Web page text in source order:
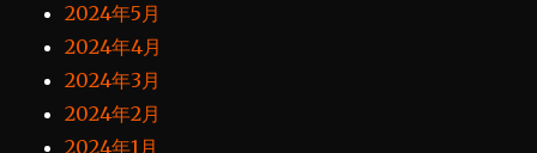
2024年5月
2024年4月
2024年3月
2024年2月
2024年1月